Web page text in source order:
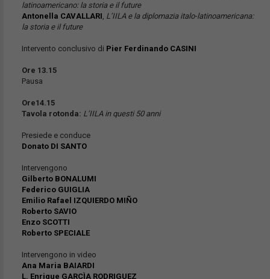
latinoamericano: la storia e il future
Antonella CAVALLARI, L’IILA e la diplomazia italo-latinoamericana:
la storia e il future
Intervento conclusivo di Pier Ferdinando CASINI
Ore 13.15
Pausa
Ore14.15
Tavola rotonda: L’IILA in questi 50 anni
Presiede e conduce
Donato DI SANTO
Intervengono
Gilberto BONALUMI
Federico GUIGLIA
Emilio Rafael IZQUIERDO MIÑO
Roberto SAVIO
Enzo SCOTTI
Roberto SPECIALE
Intervengono in video
Ana Maria BAIARDI
L. Enrique GARCÌA RODRIGUEZ